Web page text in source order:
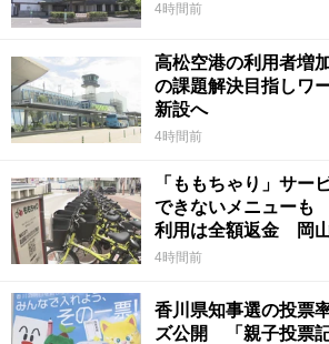
4時間前
高松空港の利用者増
の課題解決目指しワ
新設へ
4時間前
「ももちゃり」サ
できないメニューも
利用は全額返金 岡
4時間前
香川県知事選の投票
ズ公開 「親子投票